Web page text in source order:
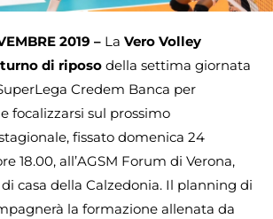
2019 – La Vero Volley
turno di riposo della settima giornata
Credem Banca per
focalizzarsi sul prossimo
fissato domenica 24
18.00, all’AGSM Forum di Verona,
casa della Calzedonia. Il planning di
la formazione allenata da